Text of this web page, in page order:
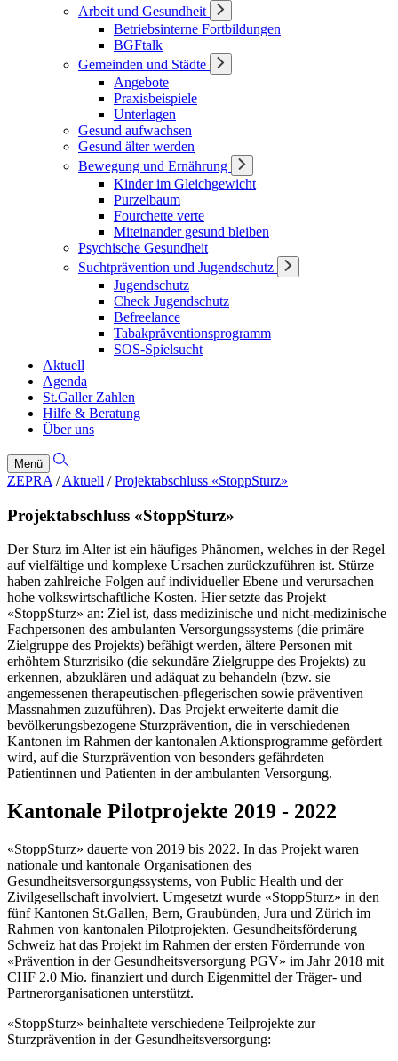
Arbeit und Gesundheit
Betriebsinterne Fortbildungen
BGFtalk
Gemeinden und Städte
Angebote
Praxisbeispiele
Unterlagen
Gesund aufwachsen
Gesund älter werden
Bewegung und Ernährung
Kinder im Gleichgewicht
Purzelbaum
Fourchette verte
Miteinander gesund bleiben
Psychische Gesundheit
Suchtprävention und Jugendschutz
Jugendschutz
Check Jugendschutz
Befreelance
Tabakpräventionsprogramm
SOS-Spielsucht
Aktuell
Agenda
St.Galler Zahlen
Hilfe & Beratung
Über uns
Menü
ZEPRA / Aktuell / Projektabschluss «StoppSturz»
Projektabschluss «StoppSturz»
Der Sturz im Alter ist ein häufiges Phänomen, welches in der Regel
auf vielfältige und komplexe Ursachen zurückzuführen ist. Stürze
haben zahlreiche Folgen auf individueller Ebene und verursachen
hohe volkswirtschaftliche Kosten. Hier setzte das Projekt
«StoppSturz» an: Ziel ist, dass medizinische und nicht-medizinische
Fachpersonen des ambulanten Versorgungssystems (die primäre
Zielgruppe des Projekts) befähigt werden, ältere Personen mit
erhöhtem Sturzrisiko (die sekundäre Zielgruppe des Projekts) zu
erkennen, abzuklären und adäquat zu behandeln (bzw. sie
angemessenen therapeutischen-pflegerischen sowie präventiven
Massnahmen zuzuführen). Das Projekt erweiterte damit die
bevölkerungsbezogene Sturzprävention, die in verschiedenen
Kantonen im Rahmen der kantonalen Aktionsprogramme gefördert
wird, auf die Sturzprävention von besonders gefährdeten
Patientinnen und Patienten in der ambulanten Versorgung.
Kantonale Pilotprojekte 2019 - 2022
«StoppSturz» dauerte von 2019 bis 2022. In das Projekt waren
nationale und kantonale Organisationen des
Gesundheitsversorgungssystems, von Public Health und der
Zivilgesellschaft involviert. Umgesetzt wurde «StoppSturz» in den
fünf Kantonen St.Gallen, Bern, Graubünden, Jura und Zürich im
Rahmen von kantonalen Pilotprojekten. Gesundheitsförderung
Schweiz hat das Projekt im Rahmen der ersten Förderrunde von
«Prävention in der Gesundheitsversorgung PGV» im Jahr 2018 mit
CHF 2.0 Mio. finanziert und durch Eigenmittel der Träger- und
Partnerorganisationen unterstützt.
«StoppSturz» beinhaltete verschiedene Teilprojekte zur
Sturzprävention in der Gesundheitsversorgung: